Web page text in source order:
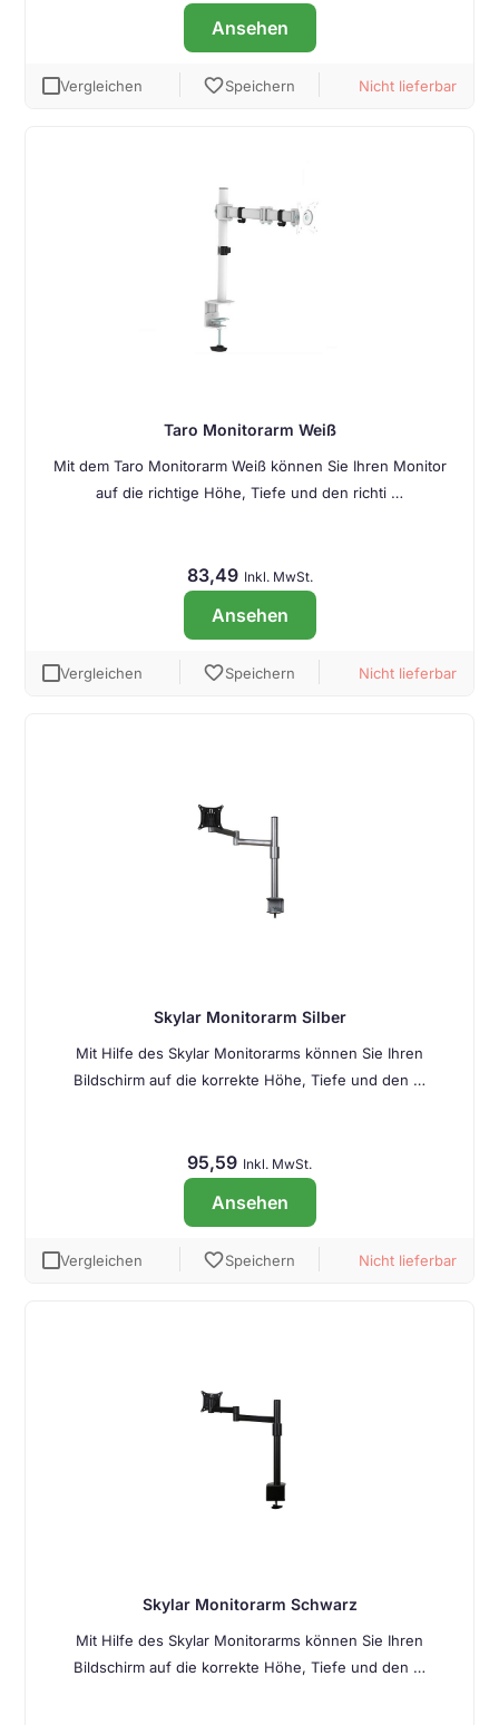
Ansehen
Vergleichen favoriteSpeichern Nicht lieferbar
Taro Monitorarm Weiß
Mit dem Taro Monitorarm Weiß können Sie Ihren Monitor
auf die richtige Höhe, Tiefe und den richti …
83,49 Inkl. MwSt.
Ansehen
Vergleichen favoriteSpeichern Nicht lieferbar
Skylar Monitorarm Silber
Mit Hilfe des Skylar Monitorarms können Sie Ihren
Bildschirm auf die korrekte Höhe, Tiefe und den …
95,59 Inkl. MwSt.
Ansehen
Vergleichen favoriteSpeichern Nicht lieferbar
Skylar Monitorarm Schwarz
Mit Hilfe des Skylar Monitorarms können Sie Ihren
Bildschirm auf die korrekte Höhe, Tiefe und den …